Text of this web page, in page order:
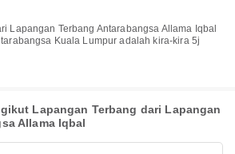
Kuala Lumpur adalah kira-kira 5j
Lapangan Terbang dari Lapangan
Allama Iqbal